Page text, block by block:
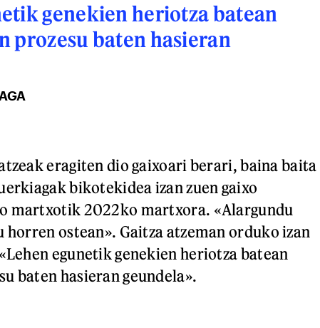
genekien heriotza batean
prozesu baten hasieran
eragiten dio gaixoari berari, baina baita
bikotekidea izan zuen gaixo
martxotik 2022ko martxora. «Alargundu
horren ostean». Gaitza atzeman orduko izan
egunetik genekien heriotza batean
baten hasieran geundela».